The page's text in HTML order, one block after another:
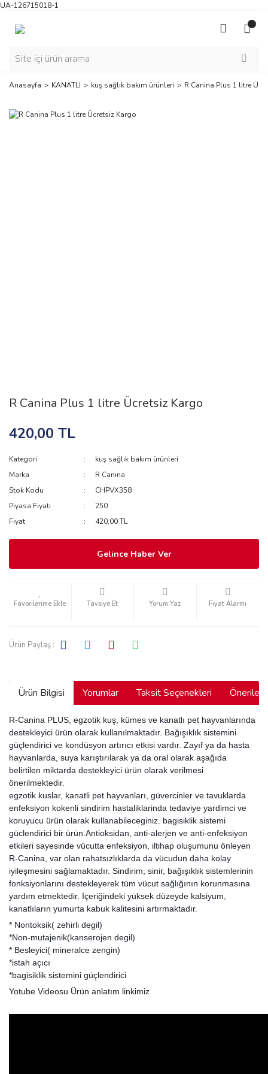
UA-126715018-1
Anasayfa KANATLI kuş sağlık bakım ürünleri R Canina Plus 1 litre
R Canina Plus 1 litre Ücretsiz Kargo
420,00 TL
Kategori
kuş sağlık bakım ürünleri
Marka
R Canina
Stok Kodu
CHPVX358
Piyasa Fiyatı
250
Fiyat
420,00 TL
Gelince Haber Ver
Tavsiye Et Yorum Yaz Fiyat Alarmı
Ürün Paylaş :
Ürün Bilgisi Yorumlar Taksit Seçenekleri
R-Canina PLUS, egzotik kuş, kümes ve kanatlı pet hayvanlarında
destekleyici ürün olarak kullanılmaktadır. Bağışıklık sistemini
güçlendirici ve kondüsyon artırıcı etkisi vardır. Zayıf ya da hasta
hayvanlarda, suya karıştırılarak ya da oral olarak aşağıda
belirtilen miktarda destekleyici ürün olarak verilmesi
önerilmektedir.
egzotik kuslar, kanatli pet hayvanları, güvercinler ve tavuklarda
enfeksiyon kokenli sindirim hastaliklarinda tedaviye yardimci ve
koruyucu ürün olarak kullanabileceginiz. bagisiklik sistemi
güclendirici bir ürün.Antioksidan, anti-alerjen ve anti-enfeksiyon
etkileri sayesinde vücutta enfeksiyon, iltihap oluşumunu önleyen
R-Canina, var olan rahatsızlıklarda da vücudun daha kolay
iyileşmesini sağlamaktadır. Sindirim, sinir, bağışıklık sistemlerinin
fonksiyonlarını destekleyerek tüm vücut sağlığının korunmasına
yardım etmektedir. İçeriğindeki yüksek düzeyde kalsiyum,
kanatlıların yumurta kabuk kalitesini artırmaktadır.
* Nontoksik( zehirli degil)
*Non-mutajenik(kanserojen degil)
* Besleyici( mineralce zengin)
*istah açıcı
*bagisiklik sistemini güçlendirici
Yotube Videosu Ürün anlatım linkimiz